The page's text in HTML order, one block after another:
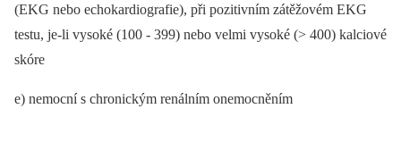
(EKG nebo echokardiografie), při pozitivním zátěžovém EKG
testu, je-li vysoké (100 -⁠ 399) nebo velmi vysoké (> 400) kalciové
skóre
e) nemocní s chronickým renálním onemocněním